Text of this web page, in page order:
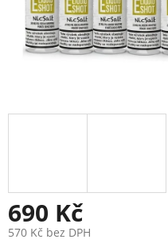
690 Kč
570 Kč bez DPH